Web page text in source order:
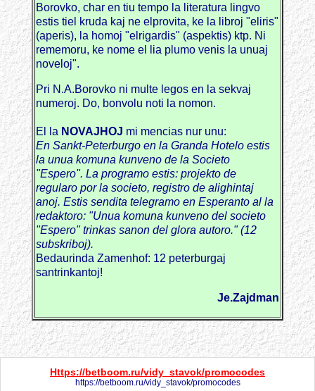
Borovko, char en tiu tempo la literatura lingvo
estis tiel kruda kaj ne elprovita, ke la libroj "eliris"
(aperis), la homoj "elrigardis" (aspektis) ktp. Ni
rememoru, ke nome el lia plumo venis la unuaj
noveloj".
Pri N.A.Borovko ni multe legos en la sekvaj
numeroj. Do, bonvolu noti la nomon.
El la NOVAJHOJ mi mencias nur unu:
En Sankt-Peterburgo en la Granda Hotelo estis
la unua komuna kunveno de la Societo
"Espero". La programo estis: projekto de
regularo por la societo, registro de alighintaj
anoj. Estis sendita telegramo en Esperanto al la
redaktoro: "Unua komuna kunveno del societo
"Espero" trinkas sanon del glora autoro." (12
subskriboj).
Bedaurinda Zamenhof: 12 peterburgaj
santrinkantoj!
Je.Zajdman
Https://betboom.ru/vidy_stavok/promocodes
https://betboom.ru/vidy_stavok/promocodes